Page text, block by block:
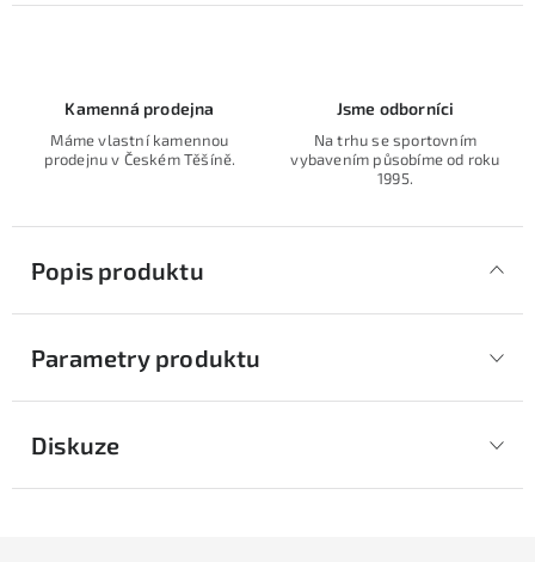
Kamenná prodejna
Máme vlastní kamennou
prodejnu v Českém Těšíně.
Jsme odborníci
Na trhu se sportovním
vybavením působíme od roku
1995.
Popis produktu
Parametry produktu
Diskuze